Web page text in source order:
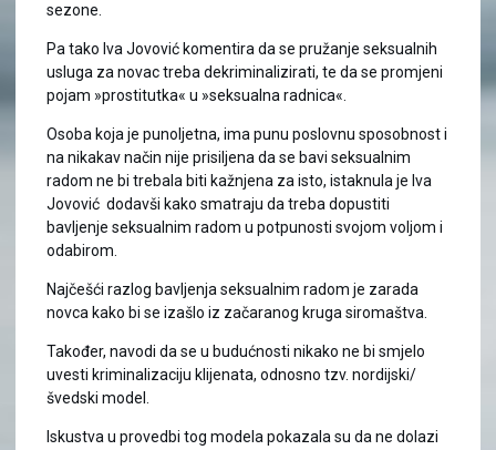
sezone.
Pa tako Iva Jovović komentira da se pružanje seksualnih
usluga za novac treba dekriminalizirati, te da se promjeni
pojam »prostitutka« u »seksualna radnica«.
Osoba koja je punoljetna, ima punu poslovnu sposobnost i
na nikakav način nije prisiljena da se bavi seksualnim
radom ne bi trebala biti kažnjena za isto, istaknula je Iva
Jovović dodavši kako smatraju da treba dopustiti
bavljenje seksualnim radom u potpunosti svojom voljom i
odabirom.
Najčešći razlog bavljenja seksualnim radom je zarada
novca kako bi se izašlo iz začaranog kruga siromaštva.
Također, navodi da se u budućnosti nikako ne bi smjelo
uvesti kriminalizaciju klijenata, odnosno tzv. nordijski/
švedski model.
Iskustva u provedbi tog modela pokazala su da ne dolazi